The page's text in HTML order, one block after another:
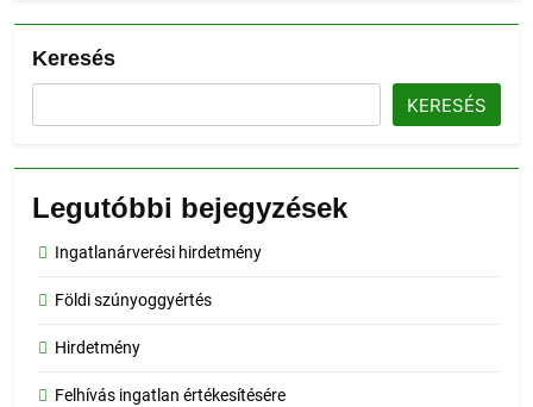
Keresés
KERESÉS
Legutóbbi bejegyzések
Ingatlanárverési hirdetmény
Földi szúnyoggyértés
Hirdetmény
Felhívás ingatlan értékesítésére